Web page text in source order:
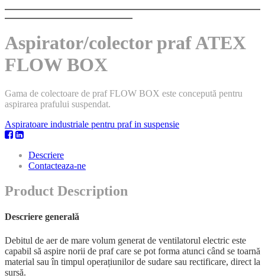
Aspirator/colector praf ATEX
FLOW BOX
Gama de colectoare de praf FLOW BOX este concepută pentru
aspirarea prafului suspendat.
Aspiratoare industriale pentru praf in suspensie
Descriere
Contacteaza-ne
Product Description
Descriere generală
Debitul de aer de mare volum generat de ventilatorul electric este
capabil să aspire norii de praf care se pot forma atunci când se toarnă
material sau în timpul operațiunilor de sudare sau rectificare, direct la
sursă.